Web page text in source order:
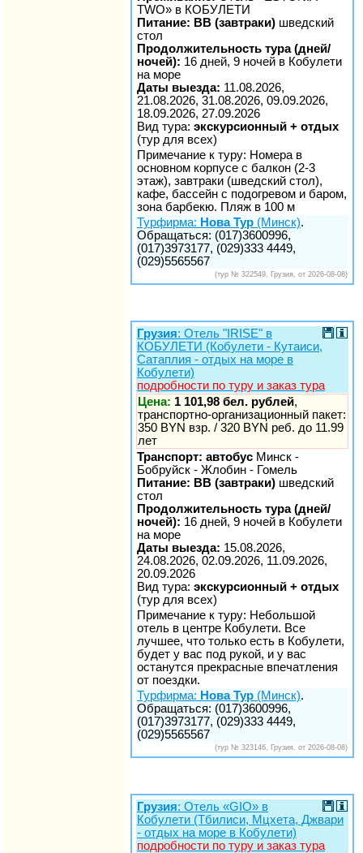
TWO» в КОБУЛЕТИ
Питание: BB (завтраки) шведский
стол
Продолжительность тура (дней/
ночей): 16 дней, 9 ночей в Кобулети
на море
Даты выезда: 11.08.2026,
21.08.2026, 31.08.2026, 09.09.2026,
18.09.2026, 27.09.2026
Вид тура: экскурсионный + отдых
(тур для всех)
Примечание к туру: Номера в
основном корпусе с балкон (2-3
этаж), завтраки (шведский стол),
кафе, бассейн с подогревом и баром,
зона барбекю. Пляж в 100 м
Турфирма: Нова Тур (Минск).
Обращаться: (017)3600996,
(017)3973177, (029)333 4449,
(029)5565567
(тур № 322549, Грузия, от 2026-08-08)
Грузия: Отель "IRISE" в
КОБУЛЕТИ (Кобулети - Кутаиси,
Сатаплия - отдых на море в
Кобулети)
подробности по туру и заказ тура
Цена: 1 101,98 бел. рублей,
транспортно-организационный пакет:
350 BYN взр. / 320 BYN реб. до 11.99
лет
Транспорт: автобус Минск -
Бобруйск - Жлобин - Гомель
Питание: BB (завтраки) шведский
стол
Продолжительность тура (дней/
ночей): 16 дней, 9 ночей в Кобулети
на море
Даты выезда: 15.08.2026,
24.08.2026, 02.09.2026, 11.09.2026,
20.09.2026
Вид тура: экскурсионный + отдых
(тур для всех)
Примечание к туру: Небольшой
отель в центре Кобулети. Все
лучшее, что только есть в Кобулети,
будет у вас под рукой, и у вас
останутся прекрасные впечатления
от поездки.
Турфирма: Нова Тур (Минск).
Обращаться: (017)3600996,
(017)3973177, (029)333 4449,
(029)5565567
(тур № 323146, Грузия, от 2026-08-08)
Грузия: Отель «GIO» в
Кобулети (Тбилиси, Мцхета, Джвари
- отдых на море в Кобулети)
подробности по туру и заказ тура